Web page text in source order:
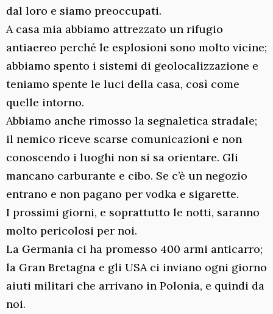
dal loro e siamo preoccupati.
A casa mia abbiamo attrezzato un rifugio
antiaereo perché le esplosioni sono molto vicine;
abbiamo spento i sistemi di geolocalizzazione e
teniamo spente le luci della casa, così come
quelle intorno.
Abbiamo anche rimosso la segnaletica stradale;
il nemico riceve scarse comunicazioni e non
conoscendo i luoghi non si sa orientare. Gli
mancano carburante e cibo. Se c’è un negozio
entrano e non pagano per vodka e sigarette.
I prossimi giorni, e soprattutto le notti, saranno
molto pericolosi per noi.
La Germania ci ha promesso 400 armi anticarro;
la Gran Bretagna e gli USA ci inviano ogni giorno
aiuti militari che arrivano in Polonia, e quindi da
noi.